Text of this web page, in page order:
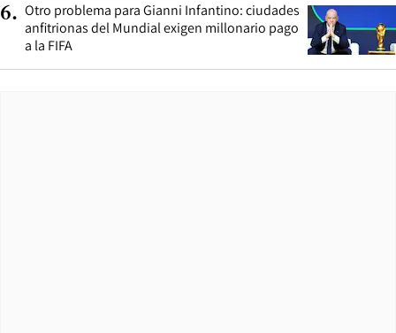
6. Otro problema para Gianni Infantino: ciudades
anfitrionas del Mundial exigen millonario pago
a la FIFA